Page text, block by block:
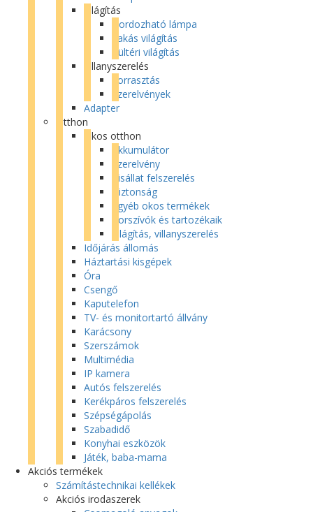
Világítás
Hordozható lámpa
Lakás világítás
Kültéri világítás
Villanyszerelés
Forrasztás
Szerelvények
Adapter
Otthon
Okos otthon
Akkumulátor
Szerelvény
Kisállat felszerelés
Biztonság
Egyéb okos termékek
Porszívók és tartozékaik
Világítás, villanyszerelés
Időjárás állomás
Háztartási kisgépek
Óra
Csengő
Kaputelefon
TV- és monitortartó állvány
Karácsony
Szerszámok
Multimédia
IP kamera
Autós felszerelés
Kerékpáros felszerelés
Szépségápolás
Szabadidő
Konyhai eszközök
Játék, baba-mama
Akciós termékek
Számítástechnikai kellékek
Akciós irodaszerek